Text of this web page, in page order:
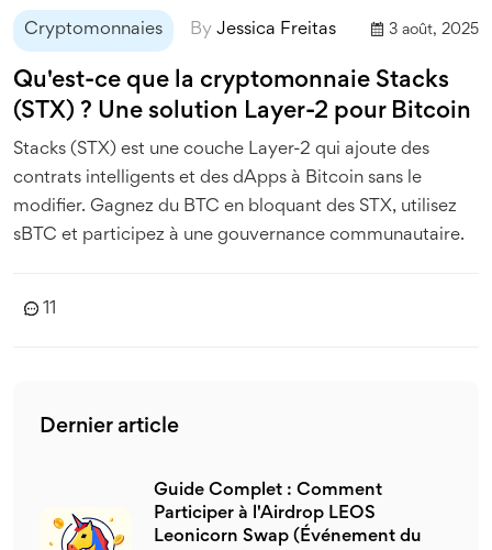
Cryptomonnaies By Jessica Freitas 3 août, 2025
Qu'est-ce que la cryptomonnaie Stacks
(STX) ? Une solution Layer-2 pour Bitcoin
Stacks (STX) est une couche Layer-2 qui ajoute des
contrats intelligents et des dApps à Bitcoin sans le
modifier. Gagnez du BTC en bloquant des STX, utilisez
sBTC et participez à une gouvernance communautaire.
11
Dernier article
Guide Complet : Comment
Participer à l'Airdrop LEOS
Leonicorn Swap (Événement du